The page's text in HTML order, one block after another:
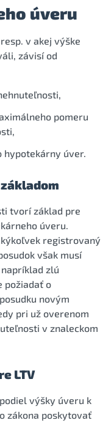
úveru
v akej výške
závisí od
pomeru
hypotekárny úver.
tvorí základ pre
úveru.
registrovaný
však musí
zlú
požiadať o
novým
pri už overenom
v znaleckom
LTV
výšky úveru k
zákona poskytovať